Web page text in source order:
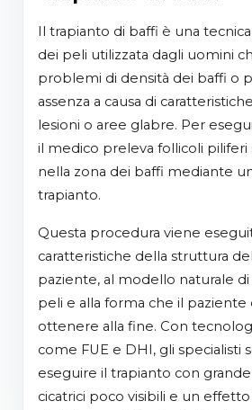
Il trapianto di baffi è una tecnica di ricostruzione
dei peli utilizzata dagli uomini
problemi di densità dei baffi o
assenza a causa di
lesioni o aree glabre. Per
il medico preleva follicoli piliferi
nella zona dei baffi mediante
trapianto.
Questa procedura viene eseguita in base alle
caratteristiche della struttura
paziente, al modello naturale
peli e alla forma che il paziente
ottenere alla fine. Con
come FUE e DHI, gli specialisti
eseguire il trapianto con
cicatrici poco visibili e un